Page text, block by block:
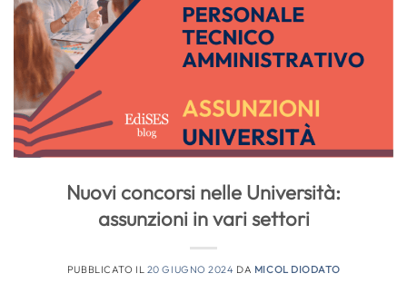
Nuovi concorsi nelle Università:
assunzioni in vari settori
PUBBLICATO IL 20 GIUGNO 2024 DA MICOL DIODATO